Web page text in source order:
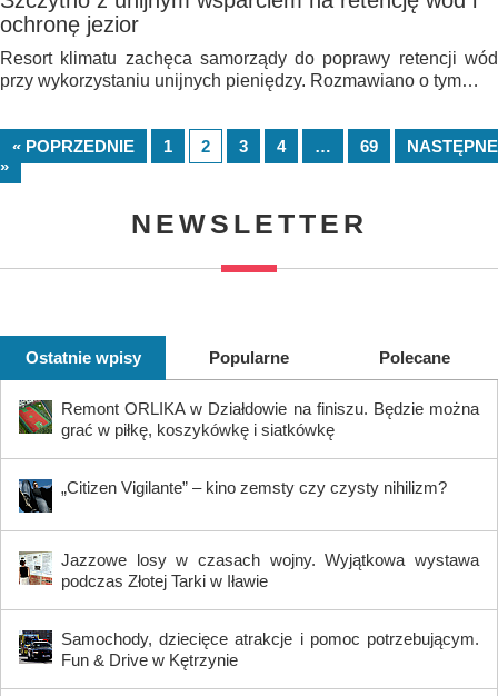
ochronę jezior
Resort klimatu zachęca samorządy do poprawy retencji wód
przy wykorzystaniu unijnych pieniędzy. Rozmawiano o tym…
« POPRZEDNIE 1 2 3 4 … 69
NASTĘPNE
»
NEWSLETTER
Ostatnie wpisy Popularne Polecane
Remont ORLIKA w Działdowie na finiszu. Będzie można
grać w piłkę, koszykówkę i siatkówkę
„Citizen Vigilante” – kino zemsty czy czysty nihilizm?
Jazzowe losy w czasach wojny. Wyjątkowa wystawa
podczas Złotej Tarki w Iławie
Samochody, dziecięce atrakcje i pomoc potrzebującym.
Fun & Drive w Kętrzynie